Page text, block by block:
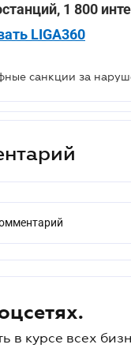
1 800
LIGA360
в курсе всех